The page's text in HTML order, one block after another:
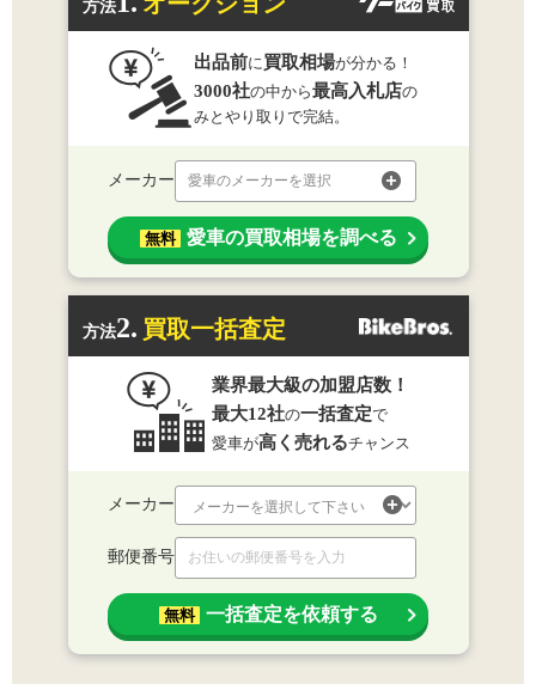
方法
出品前に 買取相場が分かる！
3000社の中から最高入札店の
みとやり取りで完結。
メーカー 愛車のメーカーを選択
無料 愛車の買取相場を調べる
方法2. 買取一括査定
業界最大級の加盟店数！
最大12社の一括査定で
愛車が高く売れるチャンス
メーカー
郵便番号
無料 一括査定を依頼する